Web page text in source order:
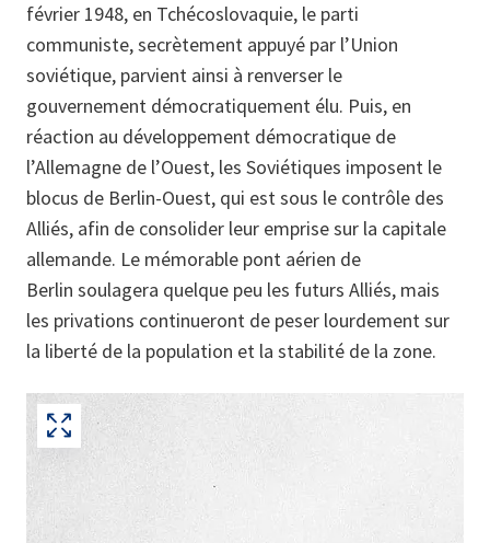
février 1948, en Tchécoslovaquie, le parti
communiste, secrètement appuyé par l’Union
soviétique, parvient ainsi à renverser le
gouvernement démocratiquement élu. Puis, en
réaction au développement démocratique de
l’Allemagne de l’Ouest, les Soviétiques imposent le
blocus de Berlin-Ouest, qui est sous le contrôle des
Alliés, afin de consolider leur emprise sur la capitale
allemande. Le mémorable pont aérien de
Berlin soulagera quelque peu les futurs Alliés, mais
les privations continueront de peser lourdement sur
la liberté de la population et la stabilité de la zone.